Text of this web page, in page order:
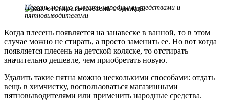
Плесень можно вывести народными средствами и
пятновыводителями
Когда плесень появляется на занавеске в ванной, то в этом
случае можно не стирать, а просто заменить ее. Но вот когда
появляется плесень на детской коляске, то отстирать —
значительно дешевле, чем приобретать новую.
Удалить такие пятна можно несколькими способами: отдать
вещь в химчистку, воспользоваться магазинными
пятновыводителями или применить народные средства.